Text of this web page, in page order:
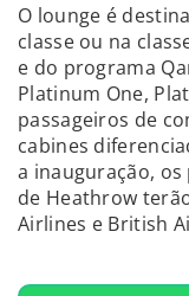
O lounge é
classe ou na
e do programa
Platinum One,
passageiros de
cabines
a inauguração,
de Heathrow
Airlines e British